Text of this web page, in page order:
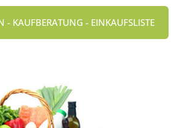
- KAUFBERATUNG - EINKAUFSLISTE